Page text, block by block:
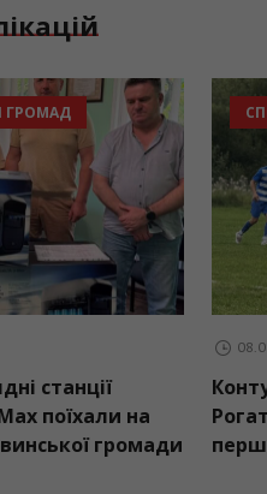
ОСВІТА
громади
шкільний
Три